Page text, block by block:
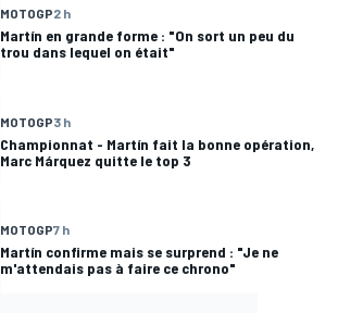
MOTOGP2 h
Martín en grande forme : "On sort un peu du
trou dans lequel on était"
MOTOGP3 h
Championnat - Martín fait la bonne opération,
Marc Márquez quitte le top 3
MOTOGP7 h
Martín confirme mais se surprend : "Je ne
m'attendais pas à faire ce chrono"